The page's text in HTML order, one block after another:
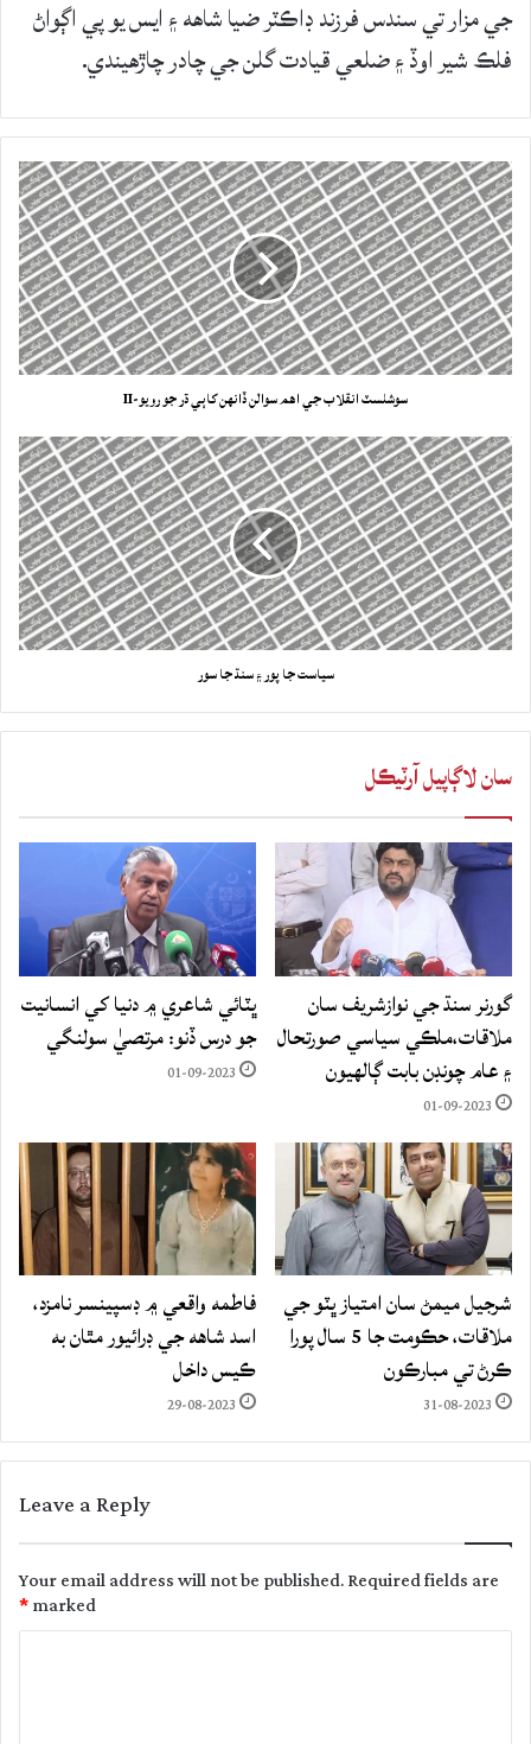
جي مزار تي سندس فرزند ڊاڪٽر ضيا شاهه ۽ ايس يو پي اڳواڻ
فلڪ شير اوڏ ۽ ضلعي قيادت گلن جي چادر چاڙهيندي.
سوشلسٽ انقلاب جي اهم سوالن ڏانهن کاٻي ڌر جو رويو-II
سياست جا پور ۽ سنڌ جا سور
سان لاڳاپيل آرٽيڪل
گورنر سنڌ جي نوازشريف سان
ملاقات،ملڪي سياسي صورتحال
۽ عام چونڊن بابت ڳالهيون
01-09-2023
ڀٽائي شاعري ۾ دنيا کي انسانيت
جو درس ڏنو: مرتصيٰ سولنگي
01-09-2023
شرجيل ميمڻ سان امتياز ڀٽو جي
ملاقات، حڪومت جا 5 سال پورا
ڪرڻ تي مبارڪون
31-08-2023
فاطمه واقعي ۾ ڊسپينسر نامزد،
اسد شاهه جي ڊرائيور مٿان به
ڪيس داخل
29-08-2023
Leave a Reply
Your email address will not be published.Required fields are
marked
*